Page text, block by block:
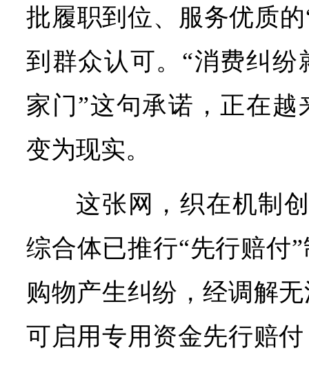
批履职到位、服务优质
到群众认可。“消费纠
家门”这句承诺，正在
变为现实。
这张网，织在机制
综合体已推行“先行赔付
购物产生纠纷，经调解
可启用专用资金先行赔